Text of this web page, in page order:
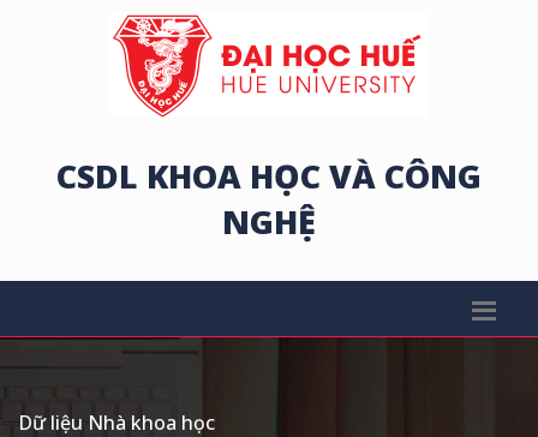
CSDL KHOA HỌC VÀ CÔNG
NGHỆ
Dữ liệu Nhà khoa học